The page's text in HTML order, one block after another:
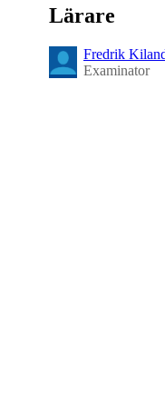
Lärare
Fredrik
Examinator